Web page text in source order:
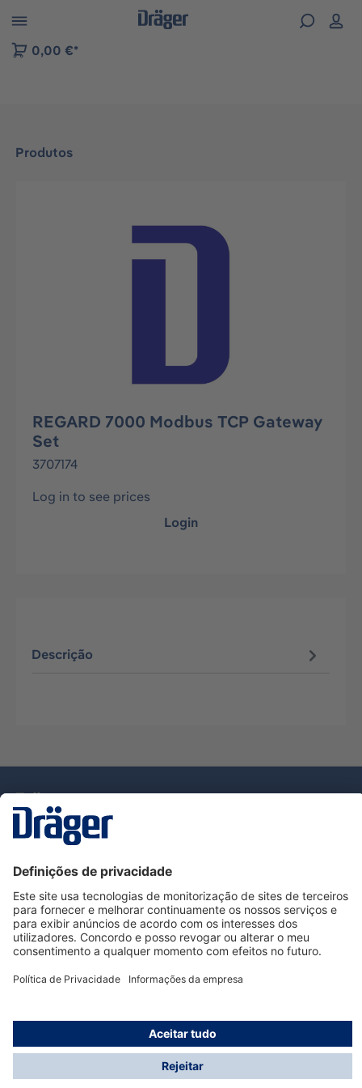
to B2B platform navigation
0,00 €*
Produtos
Ignorar galeria de imagens
REGARD 7000 Modbus TCP Gateway
Set
3707174
Log in to see prices
Login
Descrição
Serviço de Apoio ao Cliente Dräger
Utilização da loja
Informações
© Dräger Portugal, Lda, 2024
* Todos os preços excl. IVA mais
possíveis taxas de entrega, se não for indicado o